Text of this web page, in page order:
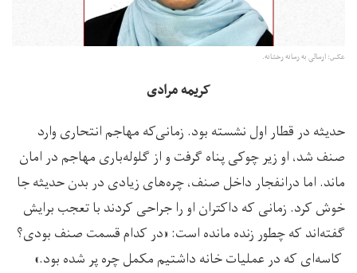
عکس:‌ ارسالی به رسانه رخشانه.
کریمه مرادی­­
حدیثه در قطار اول نشسته بود. زمانی‌که مهاجم انتحاری وارد
صنف شد، او زیر چوکی پناه گرفت و از گلوله‌باری مهاجم در امان
‌ماند. اما درانفجار داخل صنف، چره‌های زیادی در بدن حدیثه جا
خوش کرد. زمانی که داکتران او را جراحی کردند با تعجب برایش
گفته‌اند که چطور زنده مانده است: «در کدام قسمت صنف بودی؟
کاسه‌ای که در عملیات خانه داشتیم مکمل چره پر شده بود.»